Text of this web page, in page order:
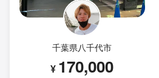
千葉県八千代市
¥ 170,000